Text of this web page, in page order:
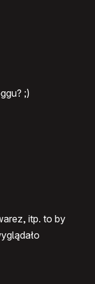
;)
itp. to by